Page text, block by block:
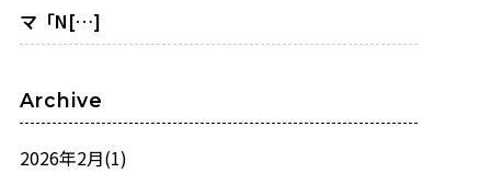
マ「N[…]
Archive
2026年2月(1)